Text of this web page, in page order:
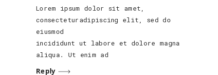
Lorem ipsum dolor sit amet,
consecteturadipiscing elit, sed do
eiusmod
incididunt ut labore et dolore magna
aliqua. Ut enim ad
Reply